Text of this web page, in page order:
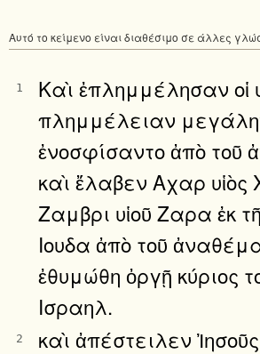
Αυτό το κείμενο είναι διαθέσιμο σε άλλες
1
Καὶ ἐπλημμέλησαν οἱ
πλημμέλειαν
ἐνοσφίσαντο ἀπὸ τοῦ
καὶ ἔλαβεν Αχαρ υἱὸς
Ζαμβρι υἱοῦ Ζαρα ἐκ
Ιουδα ἀπὸ τοῦ
ἐθυμώθη ὀργῇ κύριος
Ισραηλ.
2
καὶ ἀπέστειλεν